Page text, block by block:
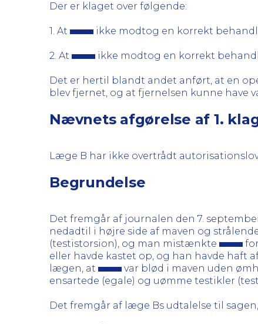
Der er klaget over følgende:
1. At ikke modtog en korrekt
2. At ikke modtog en korrekt
Det er hertil blandt andet anført, at en
blev fjernet, og at fjernelsen kunne
Nævnets afgørelse af 1.
Læge B har ikke overtrådt
Begrundelse
Det fremgår af journalen den 7.
nedadtil i højre side af maven og
(testistorsion), og man mistænkte
eller havde kastet op, og han havde haft
lægen, at
var blød i maven uden
ensartede (egale) og uømme testikler
Det fremgår af læge Bs udtalelse til